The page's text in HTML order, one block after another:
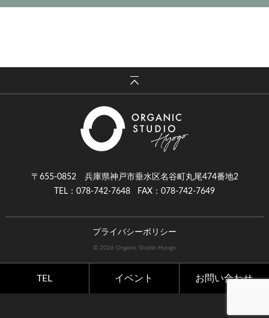
〒655-0852 兵庫県神戸市垂水区名谷町丸尾474番地2
TEL：078-742-7648
FAX：078-742-7649
プライバシーポリシー
© 2026 Organic Studio Hyogo
TEL イベント お問い合わせ